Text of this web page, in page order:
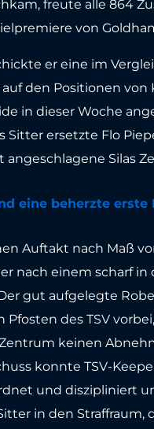
freute alle 864
von
er eine im
den Positionen
in dieser Woche
Sitter ersetzte Flo
angeschlagene Silas
eine beherzte erste
Auftakt nach Maß
nach einem scharf in
gut aufgelegte
Pfosten des TSV
keinen
konnte TSV-
und diszipliniert
in den Straffraum,